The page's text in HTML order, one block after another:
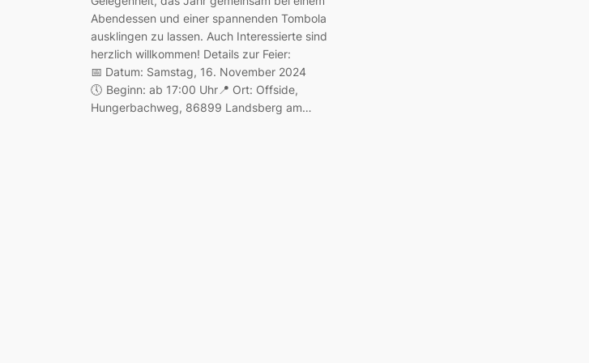
Abendessen und einer spannenden Tombola
ausklingen zu lassen. Auch Interessierte sind
herzlich willkommen! Details zur Feier:
📅 Datum: Samstag, 16. November 2024
🕔 Beginn: ab 17:00 Uhr📍 Ort: Offside,
Hungerbachweg, 86899 Landsberg am…